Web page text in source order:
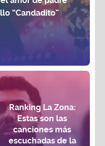
“Candadito”
Ranking La Zona:
Estas son las
canciones más
escuchadas de la